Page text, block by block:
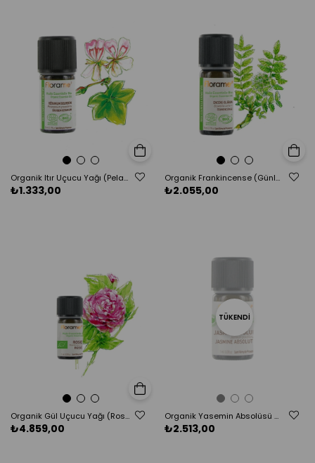
Organik Itır Uçucu Yağı (Pelargonium graveolens) - 5 ml
₺1.333,00
Sepete Ekle
Organik Frankincense (Günlük) Uçucu Yağı - Boswellia carterii - 5 ml
₺2.055,00
Sepete
Organik Gül Uçucu Yağı (Rosa damascena)-1 ml
₺4.859,00
Sepete Ekle
TÜKENDI
Organik Yasemin Absolüsü Uçucu Yağı (Jasminum grandiflorum)-1 ml
₺2.513,00